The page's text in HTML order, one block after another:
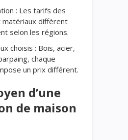
: Les tarifs des
matériaux diffèrent
selon les régions.
choisis : Bois, acier,
chaque
un prix différent.
d’une
de maison